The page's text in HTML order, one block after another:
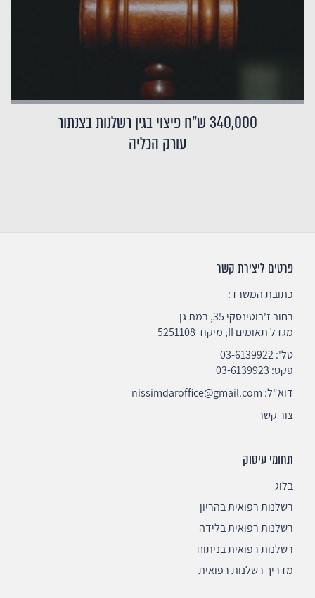
340,000 ש"ח פיצוי בגין רשלנות בצנתור
עורק הכליה
פרטים ליצירת קשר
כתובת המשרד:
רחוב ז'בוטינסקי 35, רמת גן
מגדל תאומים II, מיקוד 5251108
טל':03-6139922
פקס: 03-6139923
דוא"ל: nissimdaroffice@gmail.com
צור קשר
תחומי עיסוק
בלוג
רשלנות רפואית בהריון
רשלנות רפואית בלידה
רשלנות רפואית בניתוח
מדריך רשלנות רפואית